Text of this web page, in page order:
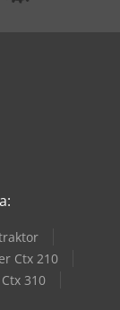
Ctx 210
310